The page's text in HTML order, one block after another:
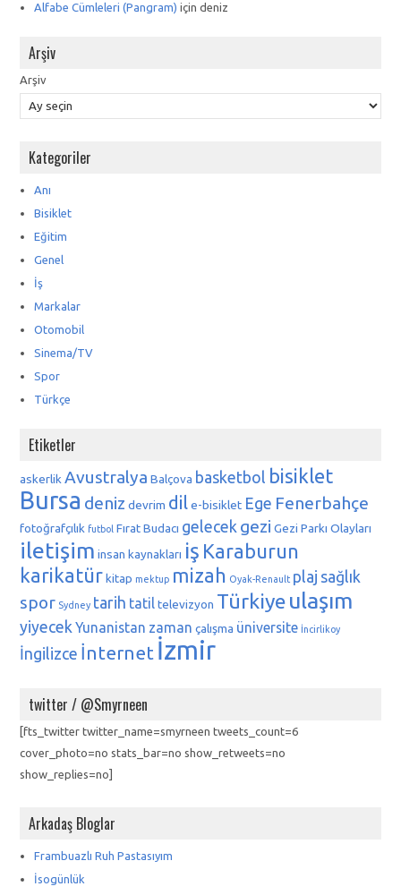
Alfabe Cümleleri (Pangram) içindeniz
Arşiv
Arşiv
Kategoriler
Anı
Bisiklet
Eğitim
Genel
İş
Markalar
Otomobil
Sinema/TV
Spor
Türkçe
Etiketler
askerlik Avustralya Balçova basketbol bisiklet
Bursa deniz devrim dil e-bisiklet Ege Fenerbahçe
fotoğrafçılık futbol Fırat Budacı gelecek gezi Gezi Parkı Olayları
iletişim insan kaynakları iş Karaburun
karikatür kitap mektup mizah Oyak-Renault plaj sağlık
spor Sydney tarih tatil televizyon Türkiyeulaşım
yiyecek Yunanistan zaman çalışma üniversite İncirlikoy
İngilizce İnternet İzmir
twitter / @Smyrneen
[fts_twitter twitter_name=smyrneen tweets_count=6
cover_photo=no stats_bar=no show_retweets=no
show_replies=no]
Arkadaş Bloglar
Frambuazlı Ruh Pastasıyım
İsogünlük